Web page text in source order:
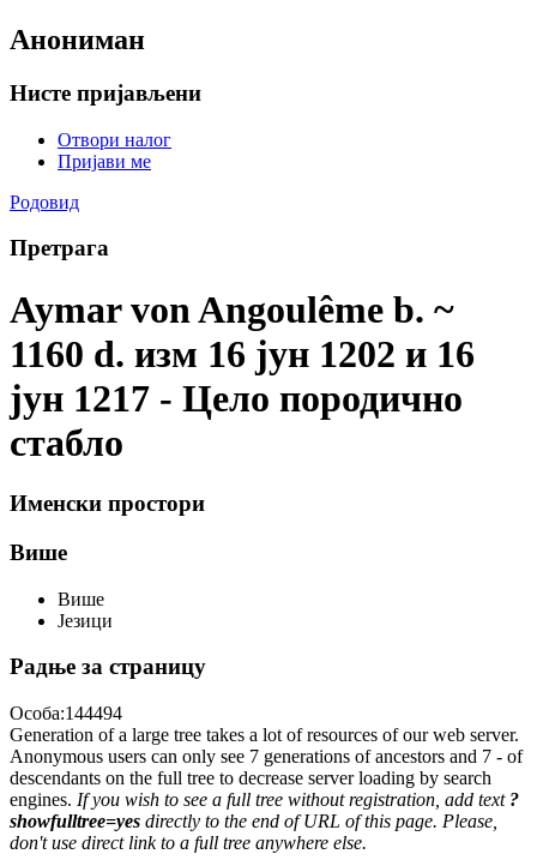
Анониман
Нисте пријављени
Отвори налог
Пријави ме
Родовид
Претрага
Aymar von Angoulême b. ~
1160 d. изм 16 јун 1202 и 16
јун 1217 - Цело породично
стабло
Именски простори
Више
Више
Језици
Радње за страницу
Особа:144494
Generation of a large tree takes a lot of resources of our web server.
Anonymous users can only see 7 generations of ancestors and 7 - of
descendants on the full tree to decrease server loading by search
engines. If you wish to see a full tree without registration, add text ?
showfulltree=yes directly to the end of URL of this page. Please,
don't use direct link to a full tree anywhere else.